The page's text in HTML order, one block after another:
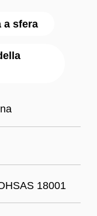
a sfera
18001